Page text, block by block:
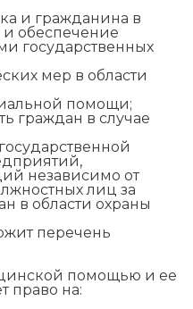
и гражданина в
и обеспечение
государственных
мер в области
помощи;
граждан в случае
независимо от
лиц за
в области охраны
перечень
помощью и ее
право на: